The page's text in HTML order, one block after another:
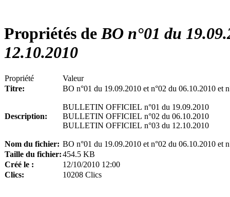
Propriétés deBO n°01 du
12.10.2010
Propriété
Valeur
Titre:
BO n°01 du 19.09.2010 et n°02 du 06.10.2010 et
Description:
BULLETIN OFFICIEL n°01 du 19.09.2010
BULLETIN OFFICIEL n°02 du 06.10.2010
BULLETIN OFFICIEL n°03 du 12.10.2010
Nom du fichier: BO n°01 du 19.09.2010 et n°02 du 06.10.2010 et
Taille du fichier:454.5 KB
Créé le :
12/10/2010 12:00
Clics:
10208 Clics